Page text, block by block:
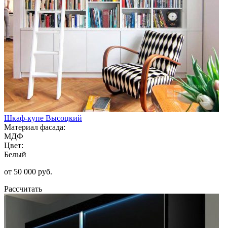
Шкаф-купе Высоцкий
Материал фасада:
МДФ
Цвет:
Белый
от 50 000 руб.
Рассчитать